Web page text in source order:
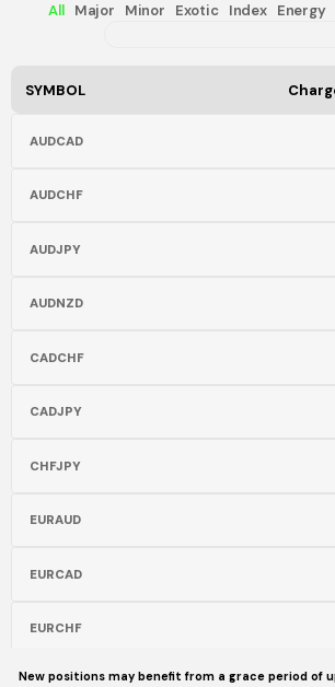
All Major Minor Exotic Index Energy
SYMBOL
AUDCAD
AUDCHF
AUDJPY
AUDNZD
CADCHF
CADJPY
CHFJPY
EURAUD
EURCAD
EURCHF
EURGBP
New positions may benefit from a grace period of